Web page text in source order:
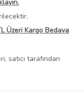
Üzeri Kargo Bedava
satıcı tarafından